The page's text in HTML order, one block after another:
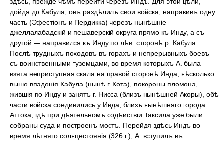
дойдя до Кабула, онъ раздѣлилъ свои войска, направивъ одну
часть (Эфестіонъ и Пердикка) черезъ нынѣшніе
джеллалабадскій и пешаверскій округа прямо къ Инду, а съ
другой — направился къ Инду по лѣв. сторонѣ р. Кабула.
Послѣ трудныхъ походовъ въ горахъ и непрерывныхъ боевъ
съ воинственными туземцами, во время которыхъ А. была
взята неприступная скала на правой сторонѣ Инда, нѣсколько
выше впаденія Кабула (нынѣ г. Кота), покорены племена,
жившія по Инду и занятъ г. Нисса (близъ нынѣшней Акоры), обѣ
части войска соединились у Инда, близъ нынѣшняго города
Аттока, гдѣ при дѣятельномъ содѣйствіи Таксила уже были
собраны суда и построенъ мостъ. Перейдя здѣсь Индъ во
время лѣтняго солнцестоянія (326 г.), А. вступилъ въ